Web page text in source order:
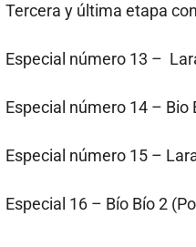
Tercera y última etapa
Especial número 13 –
Especial número 14 – Bio
Especial número 15 –
Especial 16 – Bío Bío 2